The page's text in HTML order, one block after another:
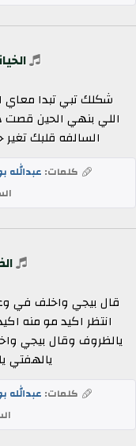
شكلك تبي تبدا معاي
اللي بنهي الحين قصت
السالفه قلبك
كلمات: عبدالله
قال بيجي واخلف في
انتظر اكيد مو منه
يالظروف وقال بيجي
يالهفتي
كلمات: عبدالله